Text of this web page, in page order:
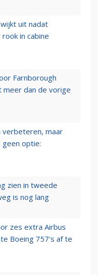
wijkt uit nadat
in cabine
Farnborough
meer dan de vorige
verbeteren, maar
geen optie:
zien in tweede
is nog lang
zes extra Airbus
Boeing 757's af te